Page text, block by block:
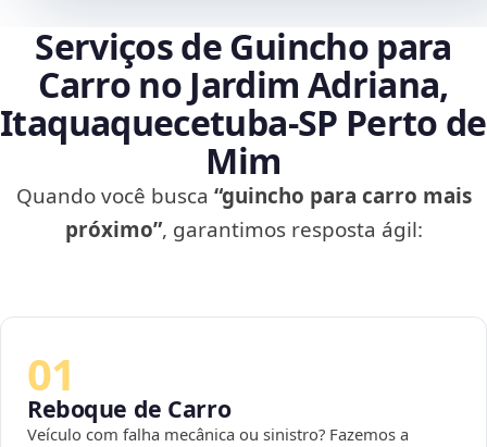
Serviços de Guincho para
Carro no Jardim Adriana,
Itaquaquecetuba‑SP Perto de
Mim
Quando você busca “guincho para carro mais
próximo”, garantimos resposta ágil:
01
Reboque de Carro
Veículo com falha mecânica ou sinistro? Fazemos a